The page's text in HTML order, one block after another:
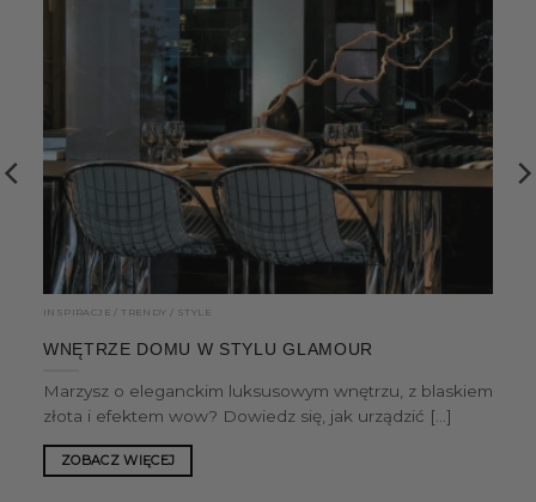
INSPIRACJE / TRENDY / STYLE
WNĘTRZE DOMU W STYLU GLAMOUR
Marzysz o eleganckim luksusowym wnętrzu, z blaskiem
złota i efektem wow? Dowiedz się, jak urządzić [...]
ZOBACZ WIĘCEJ